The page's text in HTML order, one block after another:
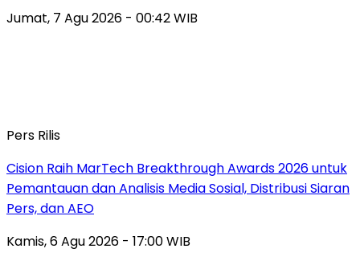
Jumat, 7 Agu 2026 - 00:42 WIB
Pers Rilis
Cision Raih MarTech Breakthrough Awards 2026 untuk
Pemantauan dan Analisis Media Sosial, Distribusi Siaran
Pers, dan AEO
Kamis, 6 Agu 2026 - 17:00 WIB